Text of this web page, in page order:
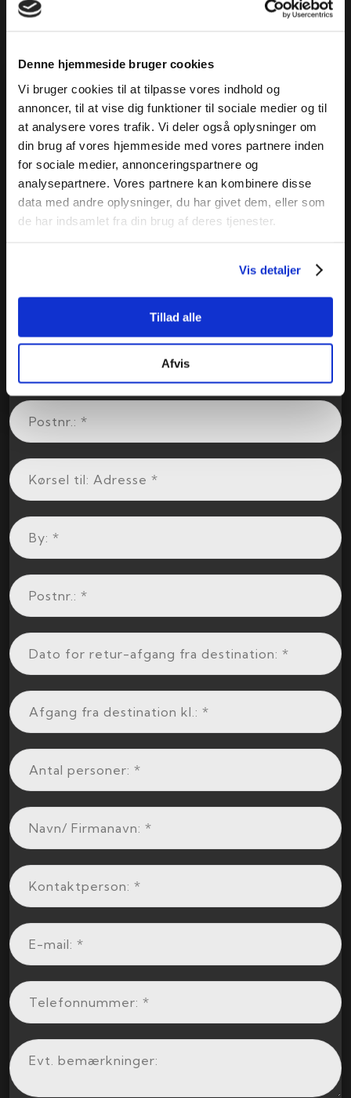
Denne hjemmeside bruger cookies
Vi bruger cookies til at tilpasse vores indhold og
annoncer, til at vise dig funktioner til sociale medier og til
at analysere vores trafik. Vi deler også oplysninger om
din brug af vores hjemmeside med vores partnere inden
for sociale medier, annonceringspartnere og
analysepartnere. Vores partnere kan kombinere disse
data med andre oplysninger, du har givet dem, eller som
de har indsamlet fra din brug af deres tjenester.
Vis detaljer
Tillad alle
Afvis
Få et tilbud
Udfyld formularen herunder og vi vender tilbage med et
uforpligtende tilbud. * skal udfyldes. Du modtager en
kvittering på mail, når din forespørgsel er sendt.